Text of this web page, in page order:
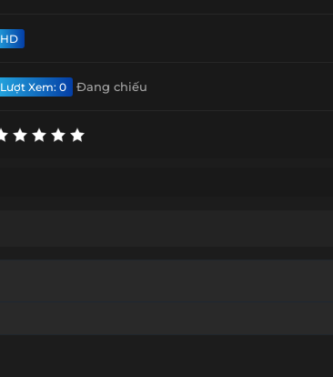
HD
Lượt Xem: 0 Đang chiếu